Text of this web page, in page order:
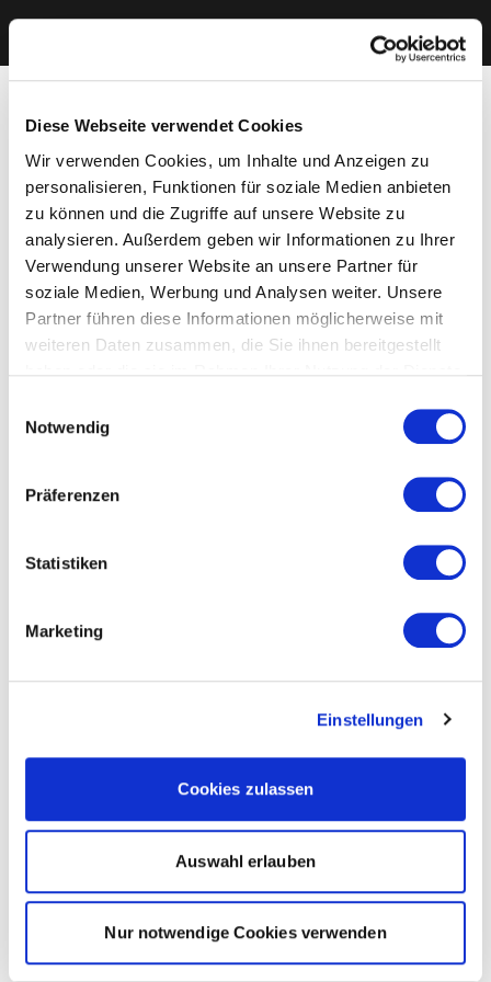
Diese Webseite verwendet Cookies
Wir verwenden Cookies, um Inhalte und Anzeigen zu
personalisieren, Funktionen für soziale Medien anbieten
zu können und die Zugriffe auf unsere Website zu
analysieren. Außerdem geben wir Informationen zu Ihrer
Verwendung unserer Website an unsere Partner für
soziale Medien, Werbung und Analysen weiter. Unsere
Partner führen diese Informationen möglicherweise mit
weiteren Daten zusammen, die Sie ihnen bereitgestellt
Cookies, wenn Sie unsere Webseite weiterhin nutzen.
Notwendig
Präferenzen
Statistiken
Marketing
Einstellungen
Cookies zulassen
Auswahl erlauben
Nur notwendige Cookies verwenden